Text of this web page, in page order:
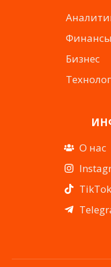
Финансы
Бизнес
О нас
TikTok